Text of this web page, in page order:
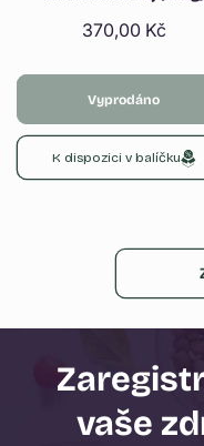
Běžná
370,00 Kč
Vyprodáno
K dispozici v balíčku
vaše